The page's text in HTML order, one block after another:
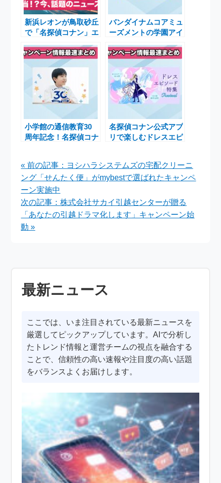
新浜レオンが鳥取砂丘
で「名探偵コナン」エ
露！新曲発売イベント
も大盛況
バンダイナムコアミュ
ーズメントの学園アイ
STEP! JUMP!
SPRING!キャンペー
ンがナムコで開催！限
定景品や特典が満載
小学館の通信教育30
周年記念！名探偵コナ
名探偵コナン公式アプ
リで楽しむドレスエピ
« 前の記事：ヨシハラシステムズの宅配クリーニ
ング「せんたく便」がmybestで選ばれたキャンペ
ーン実施中
次の記事：株式会社サカイ引越センターが贈る
「あなたの引越ドラマ化します」キャンペーン始
動 »
最新ニュース
ここでは、いま注目されている最新ニュースを
厳選してピックアップしています。AIで分析し
たトレンド情報と運営チームの視点を融合する
ことで、信頼性の高い速報や注目度の高い話題
をバランスよくお届けします。